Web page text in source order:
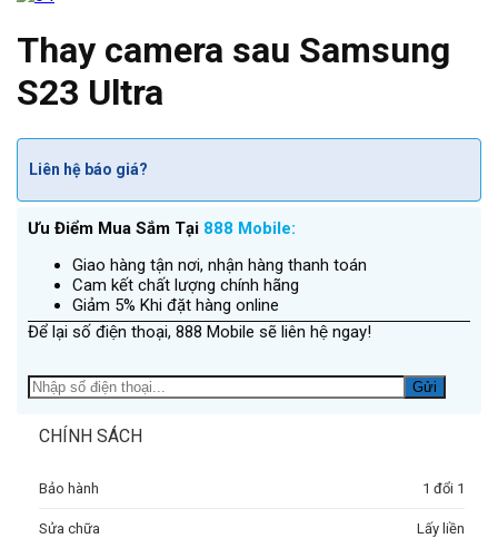
Thay camera sau Samsung
S23 Ultra
Liên hệ báo giá?
Ưu Điểm Mua Sắm Tại 888 Mobile:
Giao hàng tận nơi, nhận hàng thanh toán
Cam kết chất lượng chính hãng
Giảm 5% Khi đặt hàng online
Để lại số điện thoại, 888 Mobile sẽ liên hệ ngay!
CHÍNH SÁCH
Bảo hành 1 đổi 1
Sửa chữa Lấy liền